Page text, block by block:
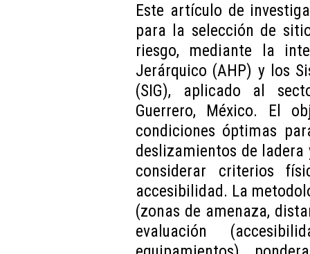
Este artículo de
para la selección de
riesgo, mediante la
Jerárquico (AHP) y los
(SIG), aplicado al
Guerrero, México. El
condiciones óptimas
deslizamientos de
considerar criterios
accesibilidad. La
(zonas de amenaza,
evaluación